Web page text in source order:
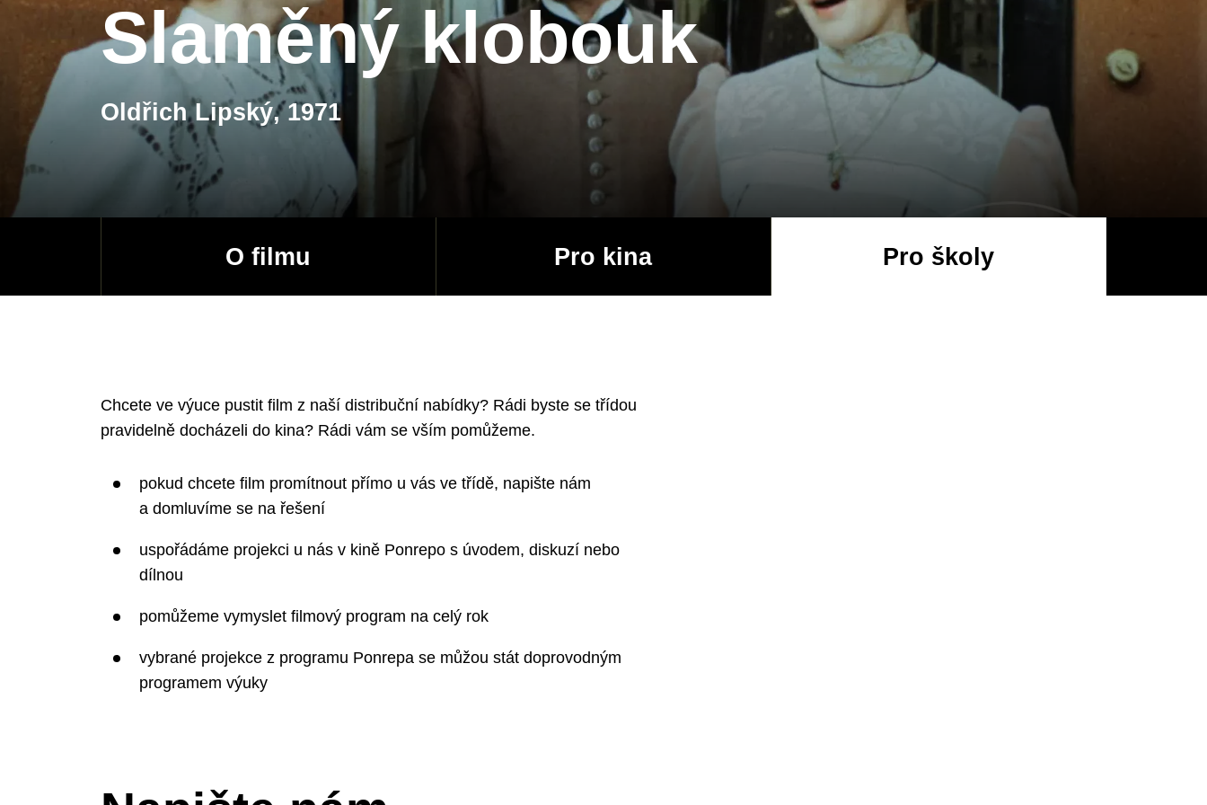
Slaměný klobouk
Oldřich Lipský, 1971
O filmu Pro kina Pro školy
Chcete ve výuce pustit film z naší distribuční nabídky? Rádi byste se třídou
pravidelně docházeli do kina? Rádi vám se vším pomůžeme.
pokud chcete film promítnout přímo u vás ve třídě, napište nám
a domluvíme se na řešení
uspořádáme projekci u nás v kině Ponrepo s úvodem, diskuzí nebo
dílnou
pomůžeme vymyslet filmový program na celý rok
vybrané projekce z programu Ponrepa se můžou stát doprovodným
programem výuky